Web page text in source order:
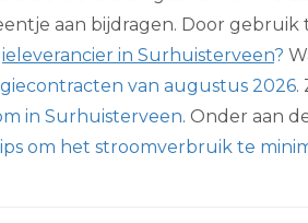
aan bijdragen. Door
in Surhuisterveen?
van augustus 2026.
in Surhuisterveen. Onder aan
om het stroomverbruik te